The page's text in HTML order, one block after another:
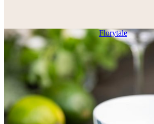
Florytale